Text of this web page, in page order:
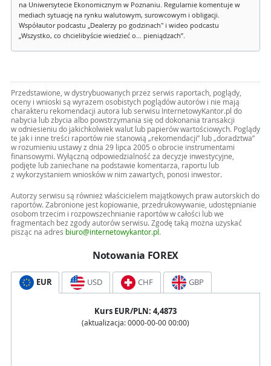
na Uniwersytecie Ekonomicznym w Poznaniu. Regularnie komentuje w
mediach sytuację na rynku walutowym, surowcowym i obligacji.
Współautor podcastu „Dealerzy po godzinach" i wideo podcastu
„Wszystko, co chcielibyście wiedzieć o... pieniądzach”.
Przedstawione, w dystrybuowanych przez serwis raportach, poglądy,
oceny i wnioski są wyrazem osobistych poglądów autorów i nie mają
charakteru rekomendacji autora lub serwisu InternetowyKantor.pl do
nabycia lub zbycia albo powstrzymania się od dokonania transakcji
w odniesieniu do jakichkolwiek walut lub papierów wartościowych. Poglądy
te jak i inne treści raportów nie stanowią „rekomendacji” lub „doradztwa”
w rozumieniu ustawy z dnia 29 lipca 2005 o obrocie instrumentami
finansowymi. Wyłączną odpowiedzialność za decyzje inwestycyjne,
podjęte lub zaniechane na podstawie komentarza, raportu lub
z wykorzystaniem wniosków w nim zawartych, ponosi inwestor.
Autorzy serwisu są również właścicielem majątkowych praw autorskich do
raportów. Zabronione jest kopiowanie, przedrukowywanie, udostępnianie
osobom trzecim i rozpowszechnianie raportów w całości lub we
fragmentach bez zgody autorów serwisu. Zgodę taką można uzyskać
pisząc na adres biuro@internetowykantor.pl .
Notowania FOREX
EUR USD CHF GBP
Kurs EUR/PLN: 4,4873
(aktualizacja: 0000-00-00 00:00)